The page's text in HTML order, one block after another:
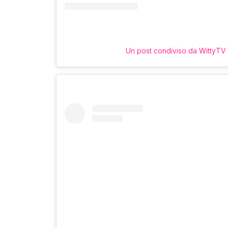
Un post condiviso da WittyTV